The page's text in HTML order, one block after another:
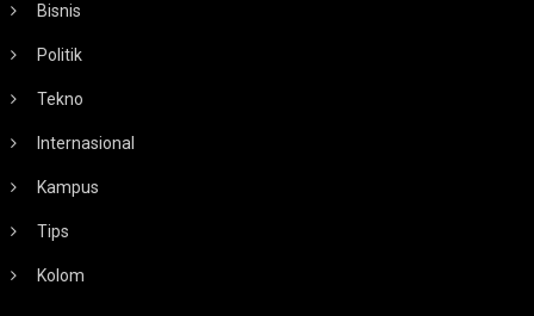
Bisnis
Politik
Tekno
Internasional
Kampus
Tips
Kolom